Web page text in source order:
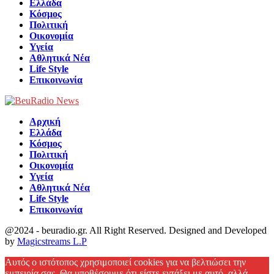
Ελλάδα
Κόσμος
Πολιτική
Οικονομία
Υγεία
Αθλητικά Νέα
Life Style
Επικοινωνία
Αρχική
Ελλάδα
Κόσμος
Πολιτική
Οικονομία
Υγεία
Αθλητικά Νέα
Life Style
Επικοινωνία
@2024 - beuradio.gr. All Right Reserved. Designed and Developed
by Magicstreams L.P
Αυτός ο ιστότοπος χρησιμοποιεί cookies για να βελτιώσει την